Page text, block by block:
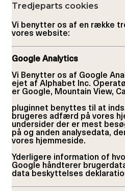
Tredjeparts cookies
Vi benytter os af en række
vores website:
Google Analytics
Vi Benytter os af Google
ejet af Alphabet Inc.
er Google, Mountain View,
pluginnet benyttes til at
brugeres adfærd på vores
undersider der er mest
på og anden analysedata,
vores hjemmeside.
Yderligere information of
Google håndterer
data beskyttelses